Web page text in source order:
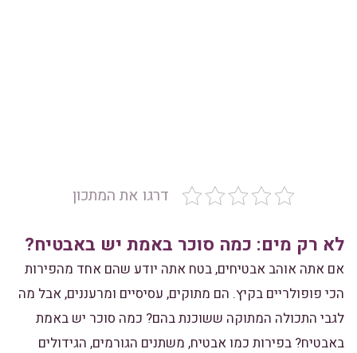
דרגו את המתכון
לא רק מים: כמה סוכר באמת יש באבטיח?
אם אתה אוהב אבטיחים, בטח אתה יודע שהם אחד מהפירות
הכי פופולריים בקיץ. הם מתוקים, עסיסיים ומרעננים, אבל מה
לגבי התכולה המתוקה ששוכנת בהם? כמה סוכר יש באמת
באבטיח? בפירות כמו אבטיח, משתנים הגורמים, הגידולים